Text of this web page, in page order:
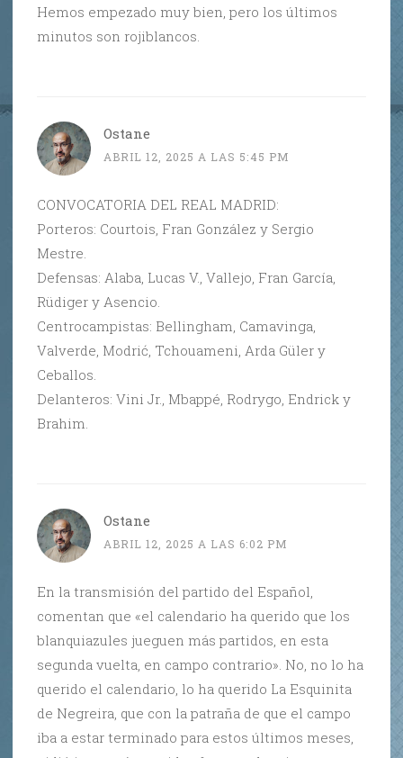
Hemos empezado muy bien, pero los últimos
minutos son rojiblancos.
Ostane
ABRIL 12, 2025 A LAS 5:45 PM
CONVOCATORIA DEL REAL MADRID:
Porteros: Courtois, Fran González y Sergio
Mestre.
Defensas: Alaba, Lucas V., Vallejo, Fran García,
Rüdiger y Asencio.
Centrocampistas: Bellingham, Camavinga,
Valverde, Modrić, Tchouameni, Arda Güler y
Ceballos.
Delanteros: Vini Jr., Mbappé, Rodrygo, Endrick y
Brahim.
Ostane
ABRIL 12, 2025 A LAS 6:02 PM
En la transmisión del partido del Español,
comentan que «el calendario ha querido que los
blanquiazules jueguen más partidos, en esta
segunda vuelta, en campo contrario». No, no lo ha
querido el calendario, lo ha querido La Esquinita
de Negreira, que con la patraña de que el campo
iba a estar terminado para estos últimos meses,